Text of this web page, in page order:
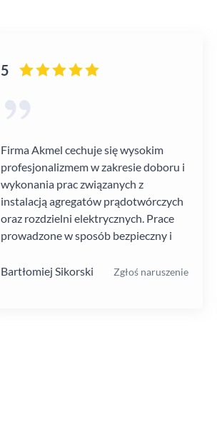
5
Firma Akmel cechuje się wysokim
profesjonalizmem w zakresie doboru i
wykonania prac związanych z
instalacją agregatów prądotwórczych
oraz rozdzielni elektrycznych. Prace
prowadzone w sposób bezpieczny i
Jakość i rodzaj stosowanych
Bartłomiej Sikorski Zgłoś naruszenie